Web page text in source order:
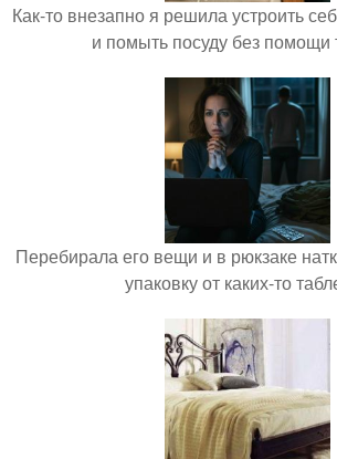
Как-то внезапно я решила устроить
и помыть посуду без помощи
Перебирала его вещи и в рюкзаке
упаковку от каких-то